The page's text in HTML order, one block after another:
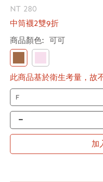
NT 280
中筒襪2雙9折
商品顏色: 可可
此商品基於衛生考量，故
-
加